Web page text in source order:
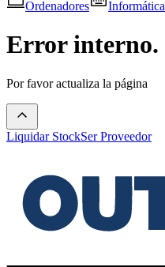
Ordenadores
Informática
Error interno.
Por favor actualiza la página
Liquidar StockSer Proveedor